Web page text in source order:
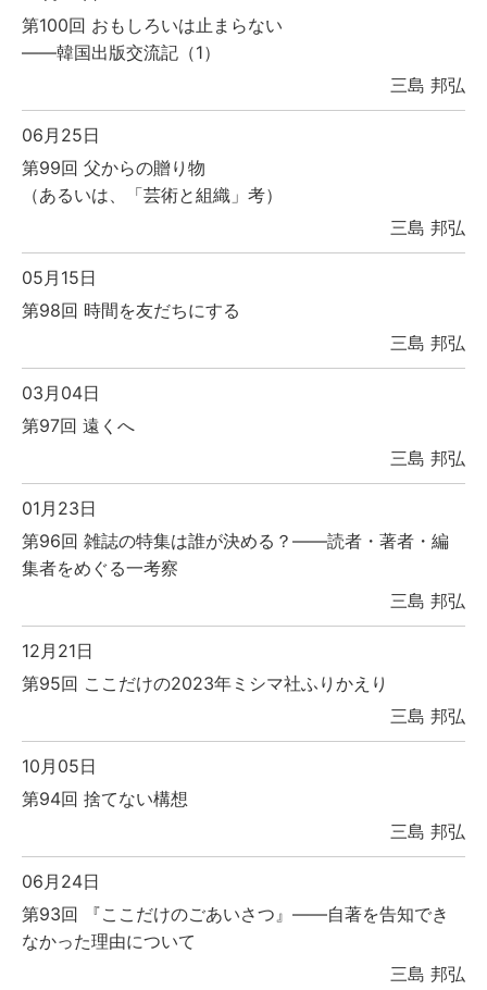
第100回 おもしろいは止まらない
――韓国出版交流記（1）
三島 邦弘
06月25日
第99回 父からの贈り物
（あるいは、「芸術と組織」考）
三島 邦弘
05月15日
第98回 時間を友だちにする
三島 邦弘
03月04日
第97回 遠くへ
三島 邦弘
01月23日
第96回 雑誌の特集は誰が決める？――読者・著者・編
集者をめぐる一考察
三島 邦弘
12月21日
第95回 ここだけの2023年ミシマ社ふりかえり
三島 邦弘
10月05日
第94回 捨てない構想
三島 邦弘
06月24日
第93回 『ここだけのごあいさつ』――自著を告知でき
なかった理由について
三島 邦弘